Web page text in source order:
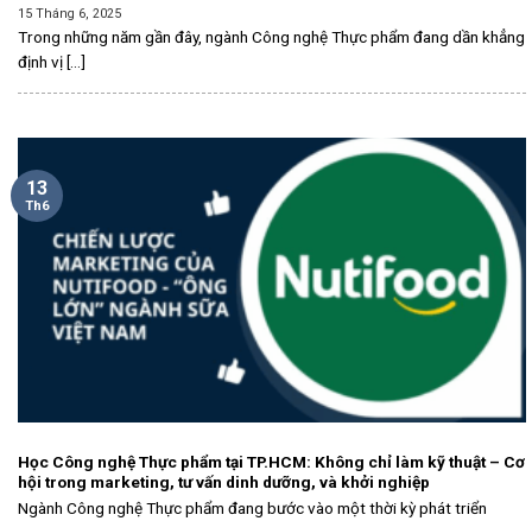
15 Tháng 6, 2025
Trong những năm gần đây, ngành Công nghệ Thực phẩm đang dần khẳng
định vị [...]
Học Công nghệ Thực phẩm tại TP.HCM: Không chỉ làm kỹ thuật – Cơ
hội trong marketing, tư vấn dinh dưỡng, và khởi nghiệp
Ngành Công nghệ Thực phẩm đang bước vào một thời kỳ phát triển
13
Th6